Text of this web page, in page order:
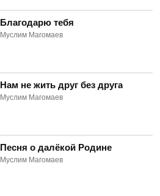
Благодарю тебя
Муслим Магомаев
Нам не жить друг без друга
Муслим Магомаев
Песня о далёкой Родине
Муслим Магомаев